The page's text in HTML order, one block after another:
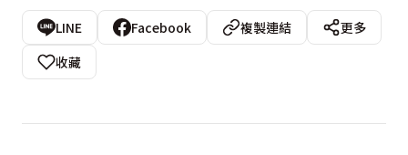
LINE Facebook 複製連結
更多
收藏